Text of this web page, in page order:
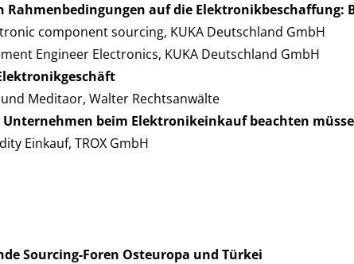
auf die Elektronikbeschaffung:
component sourcing, KUKA Deutschland GmbH
Engineer Electronics, KUKA Deutschland GmbH
Meditaor, Walter Rechtsanwälte
beim Elektronikeinkauf beachten
Einkauf, TROX GmbH
Sourcing-Foren Osteuropa und Türkei